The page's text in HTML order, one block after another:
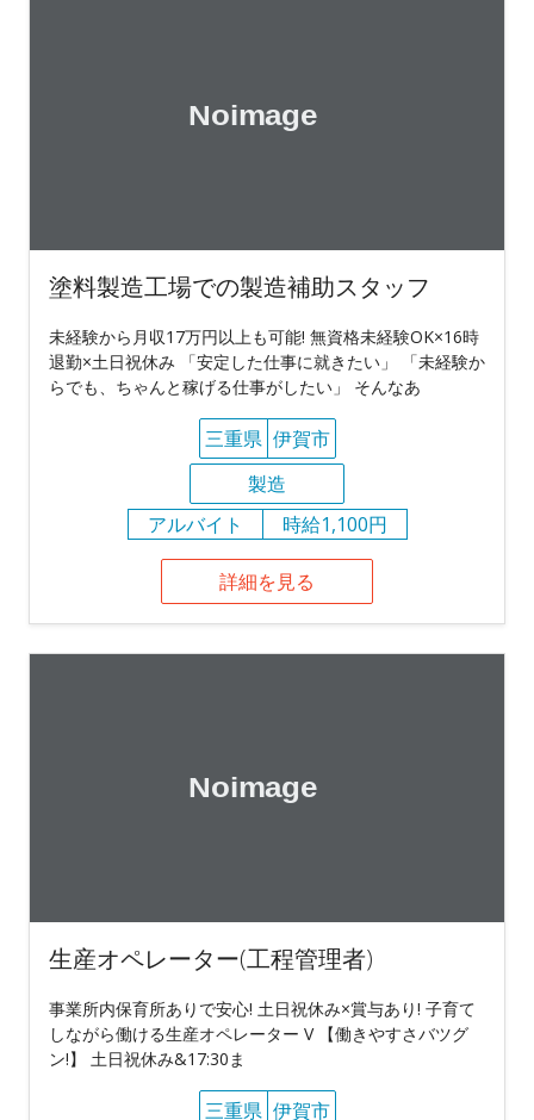
塗料製造工場での製造補助スタッフ
未経験から月収17万円以上も可能! 無資格未経験OK×16時
退勤×土日祝休み 「安定した仕事に就きたい」 「未経験か
らでも、ちゃんと稼げる仕事がしたい」 そんなあ
三重県 伊賀市
製造
アルバイト
時給1,100円
詳細を見る
生産オペレーター(工程管理者)
事業所内保育所ありで安心! 土日祝休み×賞与あり! 子育て
しながら働ける生産オペレーター V 【働きやすさバツグ
ン!】 土日祝休み&17:30ま
三重県 伊賀市